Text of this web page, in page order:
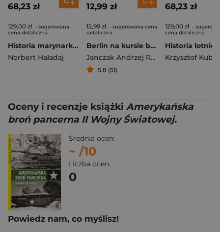
68,23 zł
129,00 zł - sugerowana
cena detaliczna
Historia marynarki wojennej. Okręty i ludzie
Norbert Haładaj
12,99 zł
12,99 zł - sugerowana cena
detaliczna
Berlin na kursie bojowym
Janczak Andrzej Robert
5,8 (51)
68,23 zł
129,00 zł -
cena detaliczna
Krzysztof
Oceny i recenzje książki Amerykańska
broń pancerna II Wojny Światowej.
Średnia ocen:
~ /10
Liczba ocen:
0
Powiedz nam, co myślisz!